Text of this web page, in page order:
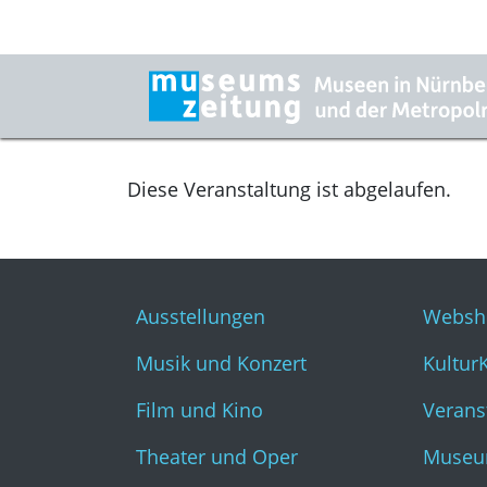
Diese Veranstaltung ist abgelaufen.
Ausstellungen
Musik und Konzert
Film und Kino
Theater und Oper